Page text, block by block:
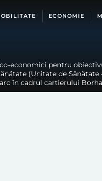
ECONOMIE
economici pentru
(Unitate de
în cadrul cartierului